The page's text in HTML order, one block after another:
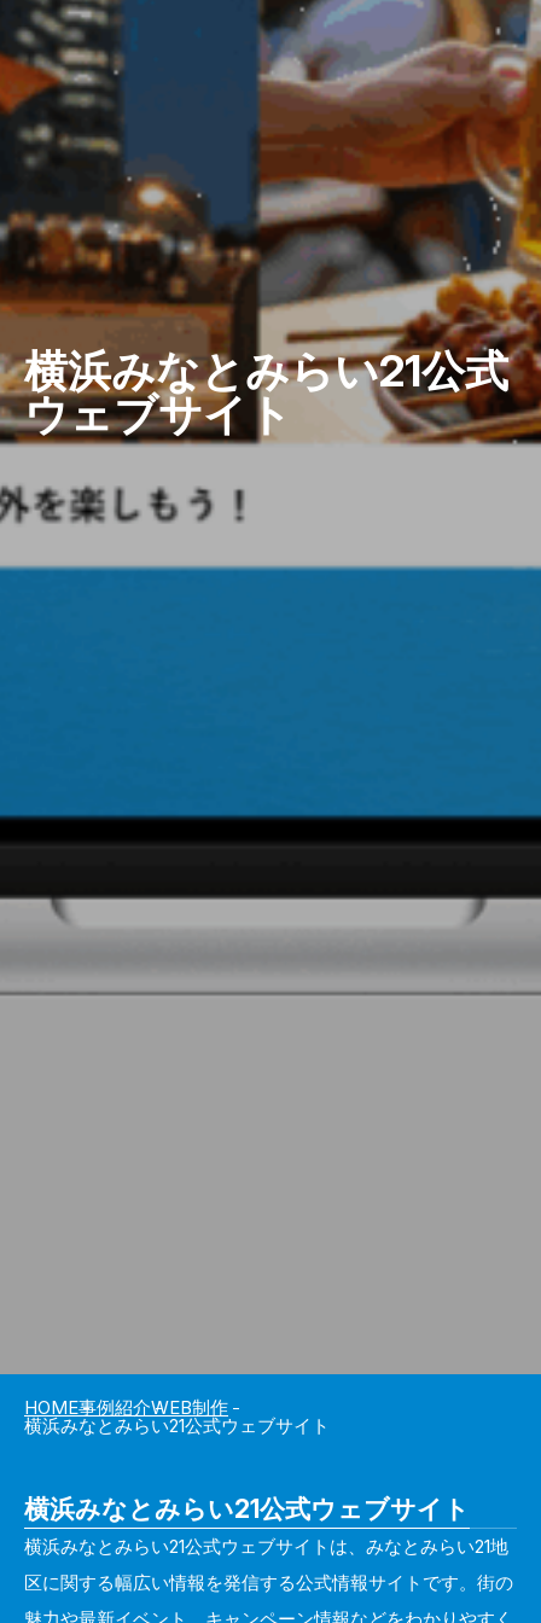
横浜みなとみらい21公式
ウェブサイト
HOME事例紹介WEB制作
横浜みなとみらい21公式ウェブサイト
横浜みなとみらい21公式ウェブサイト
横浜みなとみらい21公式ウェブサイトは、みなとみらい21地
区に関する幅広い情報を発信する公式情報サイトです。街の